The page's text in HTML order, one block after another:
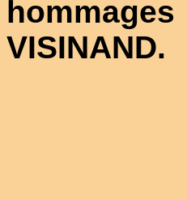
VISINAND.